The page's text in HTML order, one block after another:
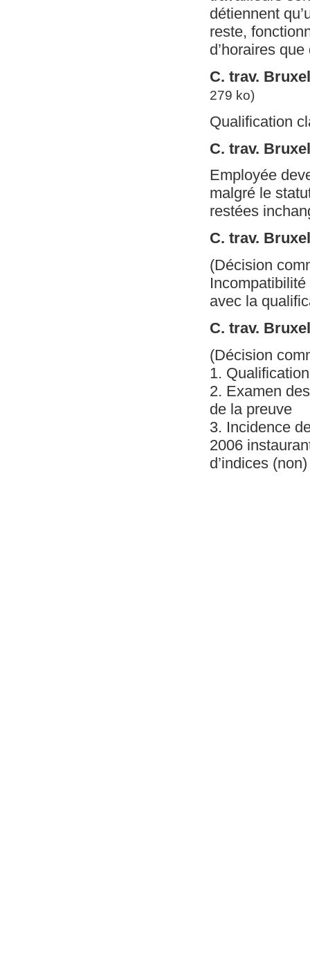
détiennent
reste,
d’horaires
C. trav.
279 ko)
Qualification
C. trav.
Employée
malgré le
restées
C. trav.
(Décision
Incompatibilité
avec la
C. trav.
(Décision
1.
2. Examen
de la preuve
3. Incidence
2006
d’indices (non)